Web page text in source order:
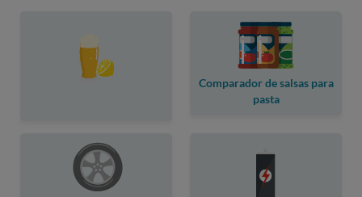
Comparador de salsas para
pasta